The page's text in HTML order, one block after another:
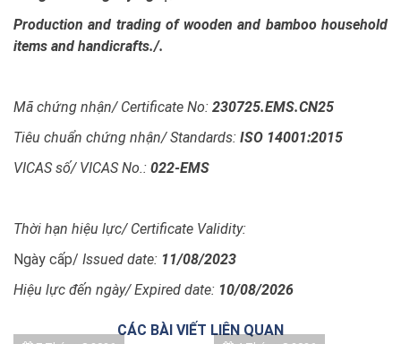
Production and trading of wooden and bamboo household
items and handicrafts./.
Mã chứng nhận/ Certificate No: 230725.EMS.CN25
Tiêu chuẩn chứng nhận/ Standards: ISO 14001:2015
VICAS số/ VICAS No.: 022-EMS
Thời hạn hiệu lực/ Certificate Validity:
Ngày cấp/ Issued date: 11/08/2023
Hiệu lực đến ngày/ Expired date: 10/08/2026
CÁC BÀI VIẾT LIÊN QUAN